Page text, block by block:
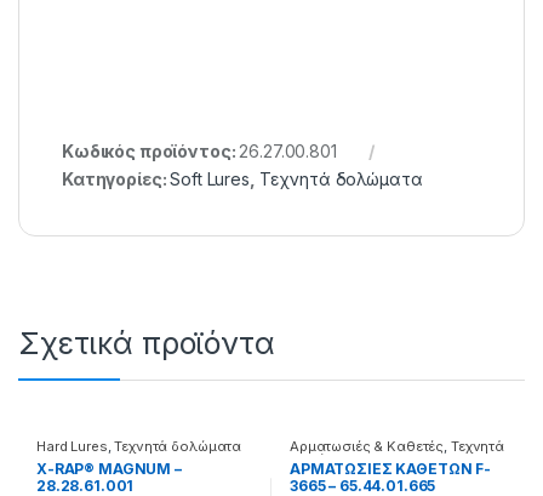
Κωδικός προϊόντος: 26.27.00.801
Κατηγορίες:Soft Lures Τεχνητά δολώματα
Σχετικά προϊόντα
Hard Lures ,Τεχνητά δολώματα
X-RAP® MAGNUM –
28.28.61.001
Αρματωσιές & Καθετές Τεχνητά
δολώματα
ΑΡΜΑΤΩΣΙΕΣ ΚΑΘΕΤΩΝ F-
3665 – 65.44.01.665